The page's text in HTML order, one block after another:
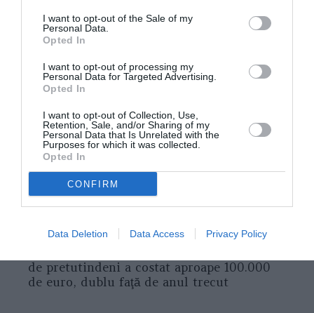
I want to opt-out of the Sale of my
Personal Data.
Opted In
I want to opt-out of processing my
Personal Data for Targeted Advertising.
Opted In
I want to opt-out of Collection, Use,
Retention, Sale, and/or Sharing of my
Personal Data that Is Unrelated with the
Purposes for which it was collected.
Opted In
CONFIRM
Data Deletion Data Access Privacy Policy
L-a ucis cu două focuri de pistol: achitat de
judecător
Băsescu și-a reamintit de Diaspora:
„România face prea puțin pentru românii
Următorul articol
de pretutindeni a costat aproape 100.000
de euro, dublu faţă de anul trecut